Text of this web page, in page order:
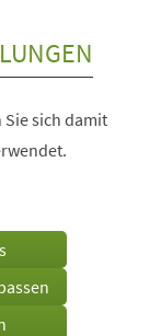
sich damit